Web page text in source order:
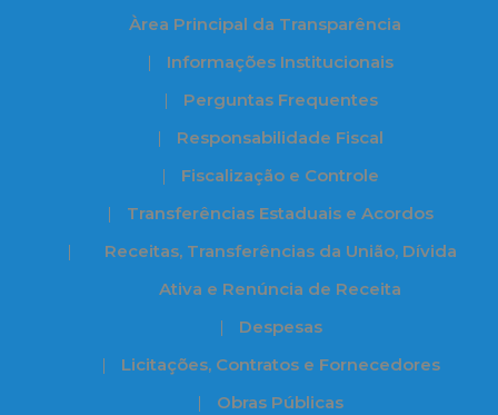
Àrea Principal da Transparência
Informações Institucionais
Perguntas Frequentes
Responsabilidade Fiscal
Fiscalização e Controle
Transferências Estaduais e Acordos
Receitas, Transferências da União, Dívida
Ativa e Renúncia de Receita
Despesas
Licitações, Contratos e Fornecedores
Obras Públicas